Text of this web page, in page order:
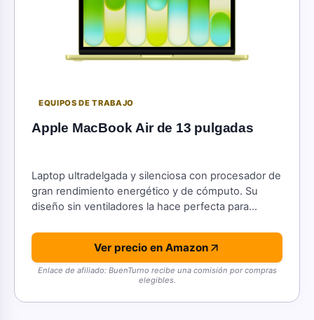
EQUIPOS DE TRABAJO
Apple MacBook Air de 13 pulgadas
Laptop ultradelgada y silenciosa con procesador de
gran rendimiento energético y de cómputo. Su
diseño sin ventiladores la hace perfecta para
Ver precio en Amazon
Enlace de afiliado: BuenTurno recibe una comisión por compras
elegibles.